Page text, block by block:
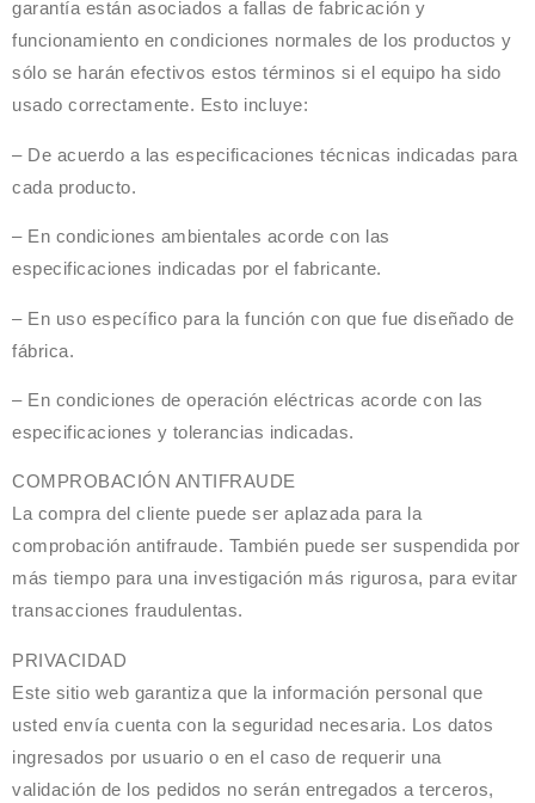
garantía están asociados a fallas de fabricación y
funcionamiento en condiciones normales de los productos y
sólo se harán efectivos estos términos si el equipo ha sido
usado correctamente. Esto incluye:
– De acuerdo a las especificaciones técnicas indicadas para
cada producto.
– En condiciones ambientales acorde con las
especificaciones indicadas por el fabricante.
– En uso específico para la función con que fue diseñado de
fábrica.
– En condiciones de operación eléctricas acorde con las
especificaciones y tolerancias indicadas.
COMPROBACIÓN ANTIFRAUDE
La compra del cliente puede ser aplazada para la
comprobación antifraude. También puede ser suspendida por
más tiempo para una investigación más rigurosa, para evitar
transacciones fraudulentas.
PRIVACIDAD
Este sitio web garantiza que la información personal que
usted envía cuenta con la seguridad necesaria. Los datos
ingresados por usuario o en el caso de requerir una
validación de los pedidos no serán entregados a terceros,